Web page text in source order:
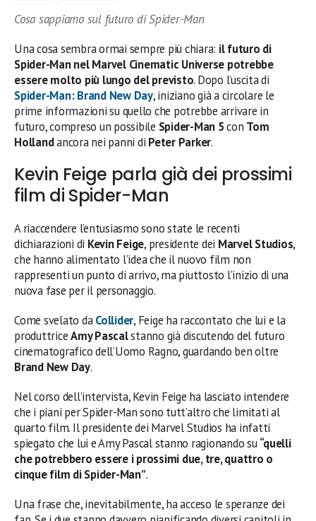
Cosa sappiamo sul futuro di Spider-Man
Una cosa sembra ormai sempre più chiara: il futuro di
Spider-Man nel Marvel Cinematic Universe potrebbe
essere molto più lungo del previsto. Dopo l’uscita di
Spider-Man: Brand New Day, iniziano già a circolare le
prime informazioni su quello che potrebbe arrivare in
futuro, compreso un possibile Spider-Man 5con Tom
Hollandancora nei panni di Peter Parker.
Kevin Feige parla già dei prossimi
film di Spider-Man
A riaccendere l’entusiasmo sono state le recenti
dichiarazioni di Kevin Feige, presidente dei Marvel Studios,
che hanno alimentato l’idea che il nuovo film non
rappresenti un punto di arrivo, ma piuttosto l’inizio di una
nuova fase per il personaggio.
Come svelato daCollider, Feige ha raccontato che lui e la
produttriceAmy Pascalstanno già discutendo del futuro
cinematografico dell’Uomo Ragno, guardando ben oltre
Brand New Day.
Nel corso dell’intervista, Kevin Feige ha lasciato intendere
che i piani per Spider-Man sono tutt’altro che limitati al
quarto film. Il presidente dei Marvel Studios ha infatti
spiegato che lui e Amy Pascal stanno ragionando su“quelli
che potrebbero essere i prossimi due, tre, quattro o
cinque film di Spider-Man”.
Una frase che, inevitabilmente, ha acceso le speranze dei